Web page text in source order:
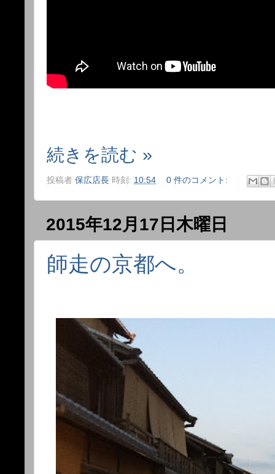
続きを読む »
投稿者 保広店長 時刻: 10:54 0 件のコメント:
2015年12月17日木曜日
師走の京都へ。